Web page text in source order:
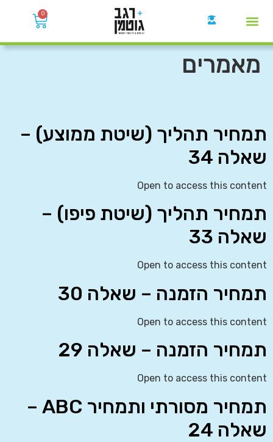
0
מאמרים
תמחיר תהליך (שיטת ממוצע) –
שאלה 34
Open to access this content
תמחיר תהליך (שיטת פיפו) –
שאלה 33
Open to access this content
תמחיר הזמנה – שאלה 30
Open to access this content
תמחיר הזמנה – שאלה 29
Open to access this content
תמחיר מסורתי ותמחיר ABC –
שאלה 24